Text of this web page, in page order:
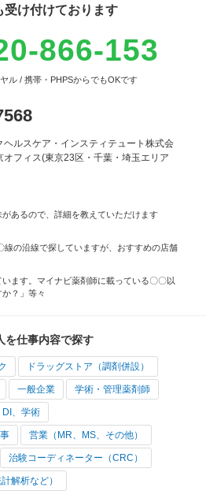
受け付けております
866-153
ル / 携帯・PHPSからでもOKです
ヘルスケア・インスティテュート株式会
フィス(東京23区・千葉・埼玉エリア
があるので、詳細を教えていただけます
線の沿線で探していますが、おすすめの店舗
います。マイナビ薬剤師に載っている〇〇以
？」等々
を仕事内容で探す
ドラッグストア（調剤併設）
一般企業 学術・管理薬剤師
DI、学術
営業（MR、MS、その他）
治験コーディネーター（CRC）
解析など）